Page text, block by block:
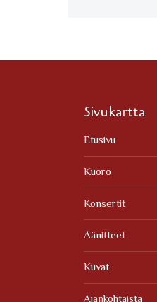
Sivukartta
Etusivu
Kuoro
Konsertit
Äänitteet
Kuvat